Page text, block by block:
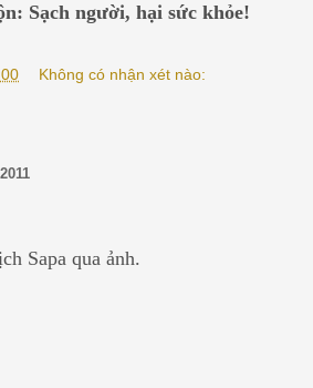
Sạch người, hại sức khỏe!
Không có nhận xét nào:
Sapa qua ảnh.